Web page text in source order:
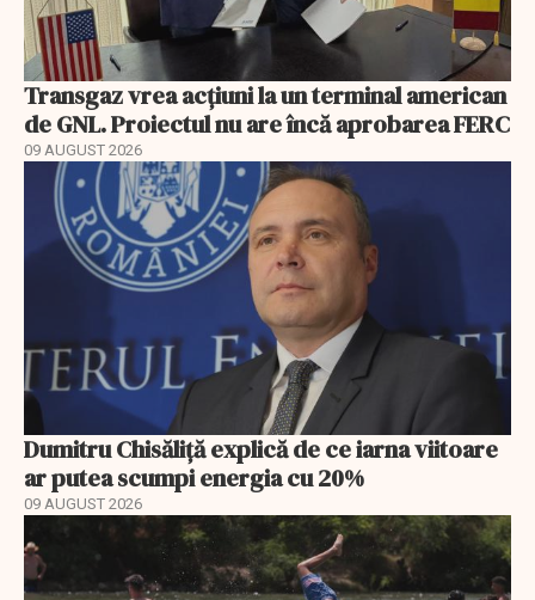
Transgaz vrea acțiuni la un terminal american
de GNL. Proiectul nu are încă aprobarea FERC
09 AUGUST 2026
Dumitru Chisăliță explică de ce iarna viitoare
ar putea scumpi energia cu 20%
09 AUGUST 2026